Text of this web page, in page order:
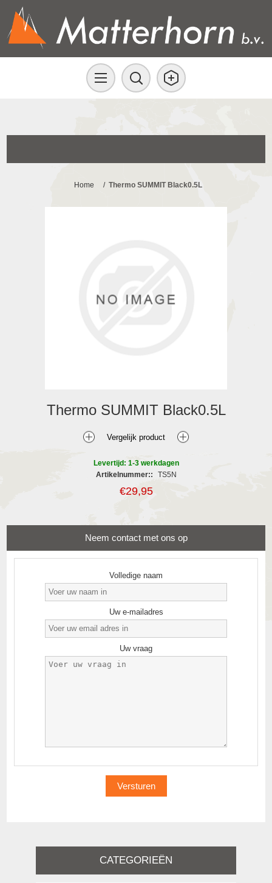
Home / Thermo SUMMIT Black0.5L
Thermo SUMMIT Black0.5L
Levertijd: 1-3 werkdagen
Artikelnummer::
TS5N
€29,95
Neem contact met ons op
Volledige naam
Uw e-mailadres
Uw vraag
CATEGORIEËN